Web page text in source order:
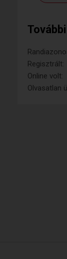
Regisztrált:
Online volt:
Olvasatlan